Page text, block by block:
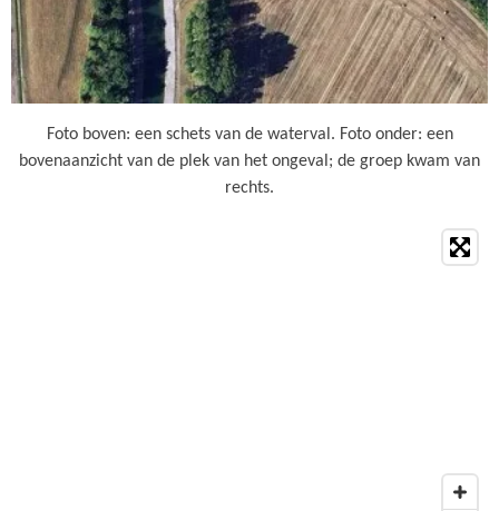
Foto boven: een schets van de waterval. Foto onder: een
bovenaanzicht van de plek van het ongeval; de groep kwam van
rechts.